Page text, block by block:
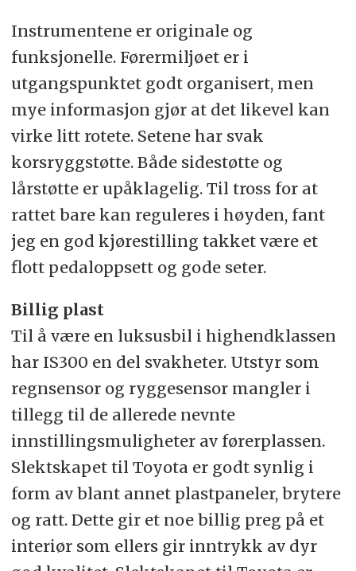
Instrumentene er originale og
funksjonelle. Førermiljøet er i
utgangspunktet godt organisert, men
mye informasjon gjør at det likevel kan
virke litt rotete. Setene har svak
korsryggstøtte. Både sidestøtte og
lårstøtte er upåklagelig. Til tross for at
rattet bare kan reguleres i høyden, fant
jeg en god kjørestilling takket være et
flott pedaloppsett og gode seter.
Billig plast
Til å være en luksusbil i highendklassen
har IS300 en del svakheter. Utstyr som
regnsensor og ryggesensor mangler i
tillegg til de allerede nevnte
innstillingsmuligheter av førerplassen.
Slektskapet til Toyota er godt synlig i
form av blant annet plastpaneler, brytere
og ratt. Dette gir et noe billig preg på et
interiør som ellers gir inntrykk av dyr